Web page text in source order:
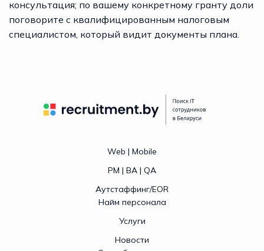
консультация; по вашему конкретному гранту доли
поговорите с квалифицированным налоговым
специалистом, который видит документы плана.
Web | Mobile
PM | BA | QA
Аутстаффинг/EOR
Найм персонала
Услуги
Новости